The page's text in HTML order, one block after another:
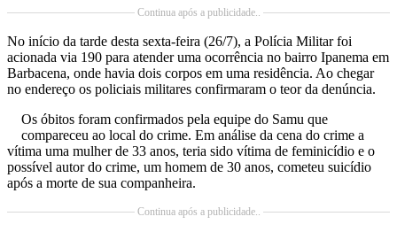
Continua após a publicidade..
No início da tarde desta sexta-feira (26/7), a Polícia Militar foi
acionada via 190 para atender uma ocorrência no bairro Ipanema em
Barbacena, onde havia dois corpos em uma residência. Ao chegar
no endereço os policiais militares confirmaram o teor da denúncia.
Os óbitos foram confirmados pela equipe do Samu que
compareceu ao local do crime. Em análise da cena do crime a
vítima uma mulher de 33 anos, teria sido vítima de feminicídio e o
possível autor do crime, um homem de 30 anos, cometeu suicídio
após a morte de sua companheira.
Continua após a publicidade..